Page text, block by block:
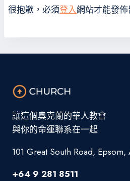
很抱歉，必須登入網站才能發佈
讓這個奧克蘭的華人教會
與你的命運聯系在一起
101 Great South Road, Epsom,
+64 9 281 8511